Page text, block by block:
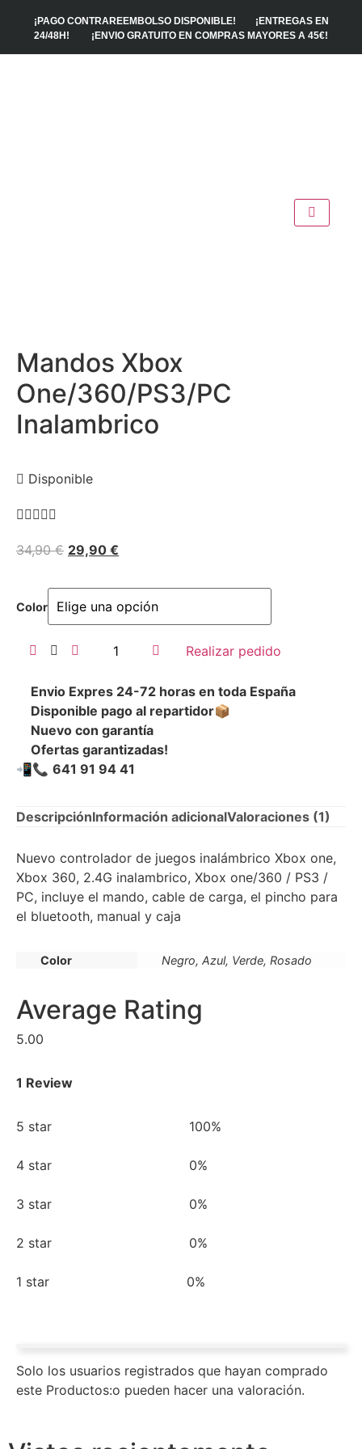
¡PAGO CONTRAREEMBOLSO DISPONIBLE! ¡ENTREGAS EN
24/48H! ¡ENVIO GRATUITO EN COMPRAS MAYORES A 45€!
Mandos Xbox
One/360/PS3/PC
Inalambrico
Disponible

34,90€ 29,90 €
Color
Realizar pedido
Envio Expres 24-72 horas en toda España
Disponible pago al repartidor📦
Nuevo con garantía
Ofertas garantizadas!
📲📞 641 91 94 41
DescripciónInformación adicionalValoraciones (1)
Nuevo controlador de juegos inalámbrico Xbox one,
Xbox 360, 2.4G inalambrico, Xbox one/360 / PS3 /
PC, incluye el mando, cable de carga, el pincho para
el bluetooth, manual y caja
Color Negro, Azul, Verde, Rosado
Average Rating
5.00
1 Review
5 star 100%
4 star 0%
3 star 0%
2 star 0%
1 star 0%
Solo los usuarios registrados que hayan comprado
este Productos:o pueden hacer una valoración.